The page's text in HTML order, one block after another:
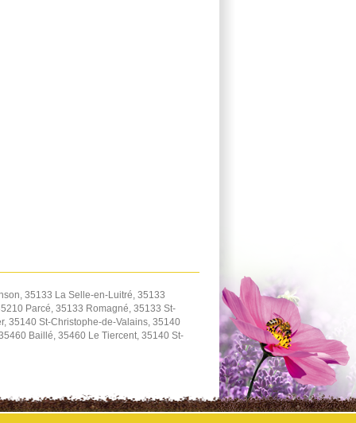
35133 La Selle-en-Luitré, 35133
Parcé, 35133 Romagné, 35133 St-
35140 St-Christophe-de-Valains, 35140
Baillé, 35460 Le Tiercent, 35140 St-